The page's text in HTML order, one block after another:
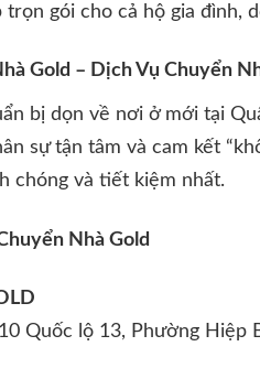
trọn gói cho cả hộ gia đình,
Gold – Dịch Vụ Chuyển
bị dọn về nơi ở mới tại
sự tận tâm và cam kết
chóng và tiết kiệm nhất.
Nhà Gold
Quốc lộ 13, Phường Hiệp